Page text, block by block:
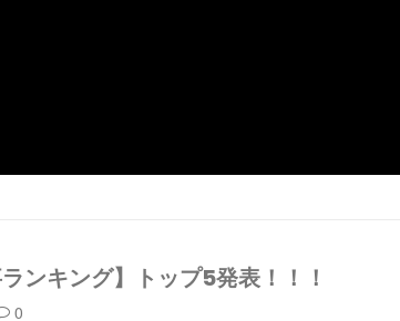
ランキング】トップ5発表！！！
0